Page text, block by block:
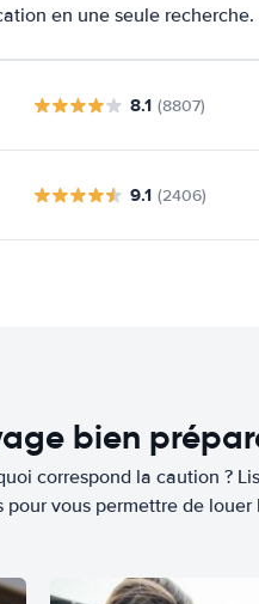
en une seule recherche.
8.1 (8807)
9.1 (2406)
bien
correspond la caution ?
vous permettre de